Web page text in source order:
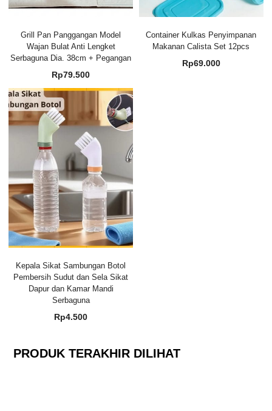
Grill Pan Panggangan Model
Wajan Bulat Anti Lengket
Serbaguna Dia. 38cm + Pegangan
Rp79.500
Container Kulkas Penyimpanan
Makanan Calista Set 12pcs
Rp69.000
Kepala Sikat Sambungan Botol
Pembersih Sudut dan Sela Sikat
Dapur dan Kamar Mandi
Serbaguna
Rp4.500
PRODUK TERAKHIR DILIHAT